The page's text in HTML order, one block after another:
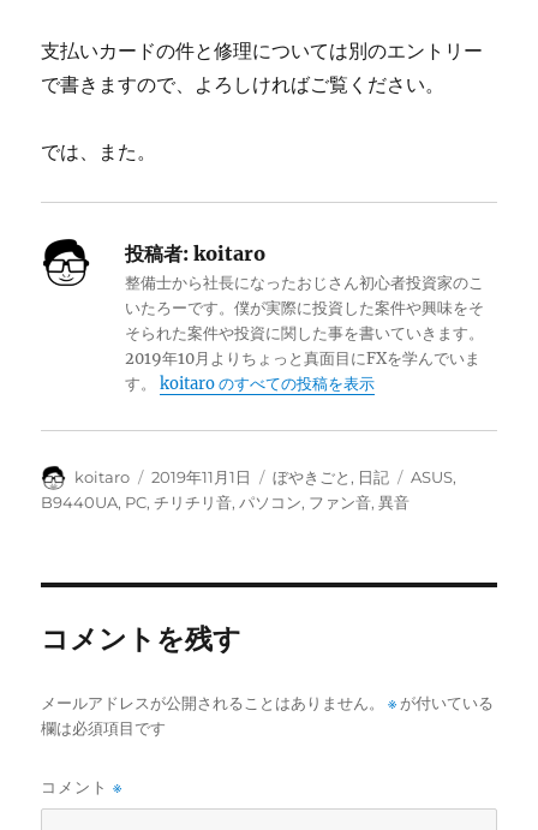
支払いカードの件と修理については別のエントリー
で書きますので、よろしければご覧ください。
では、また。
投稿者: koitaro
整備士から社長になったおじさん初心者投資家のこ
いたろーです。僕が実際に投資した案件や興味をそ
そられた案件や投資に関した事を書いていきます。
2019年10月よりちょっと真面目にFXを学んでいま
す。koitaro のすべての投稿を表示
投
稿
koitaro
投
稿
2019年11月1日
カ
テ
ぼやきごと , 日記
タ
ASUS,
B9440UA, PC,チリチリ音, パソコン, ファン音,異音
コメントを残す
メールアドレスが公開されることはありません。 ※ が付いている
欄は必須項目です
コメント※